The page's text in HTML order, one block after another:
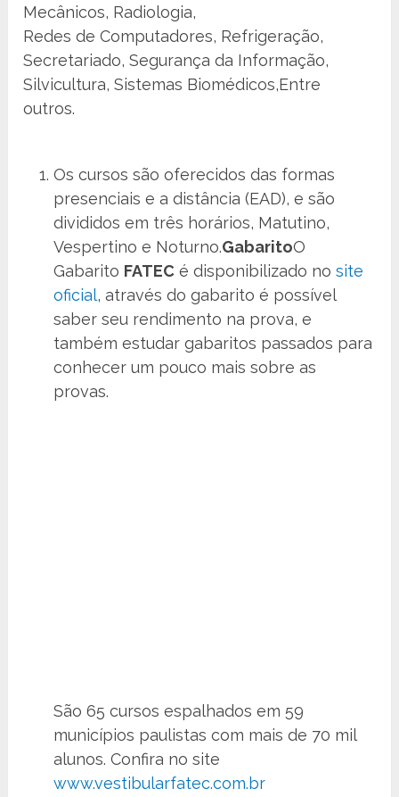
Mecânicos, Radiologia,
Redes de Computadores, Refrigeração,
Secretariado, Segurança da Informação,
Silvicultura, Sistemas Biomédicos,Entre
outros.
Os cursos são oferecidos das formas
presenciais e a distância (EAD), e são
divididos em três horários, Matutino,
Vespertino e Noturno.GabaritoO
Gabarito FATEC é disponibilizado nosite
oficial, através do gabarito é possível
saber seu rendimento na prova, e
também estudar gabaritos passados para
conhecer um pouco mais sobre as
provas.
São 65 cursos espalhados em 59
municípios paulistas com mais de 70 mil
alunos. Confira no site
www.vestibularfatec.com.br